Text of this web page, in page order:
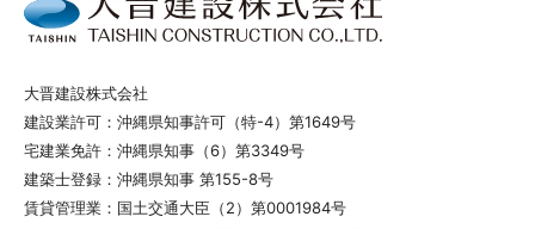
大晋建設株式会社
建設業許可：沖縄県知事許可（特-4）第1649号
宅建業免許：沖縄県知事（6）第3349号
建築士登録：沖縄県知事 第155-8号
賃貸管理業：国土交通大臣（2）第0001984号